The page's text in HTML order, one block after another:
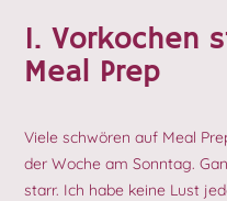
1. Vorkochen
Meal Prep
Viele schwören auf Meal
der Woche am Sonntag.
starr. Ich habe keine Lust